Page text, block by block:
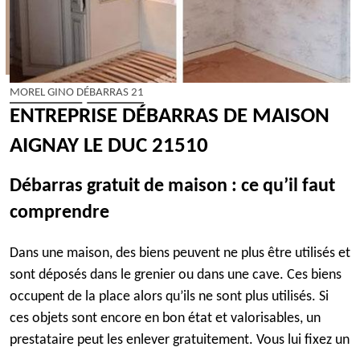
MOREL GINO DÉBARRAS 21
ENTREPRISE DÉBARRAS DE MAISON
AIGNAY LE DUC 21510
Débarras gratuit de maison : ce qu’il faut
comprendre
Dans une maison, des biens peuvent ne plus être utilisés et
sont déposés dans le grenier ou dans une cave. Ces biens
occupent de la place alors qu’ils ne sont plus utilisés. Si
ces objets sont encore en bon état et valorisables, un
prestataire peut les enlever gratuitement. Vous lui fixez un